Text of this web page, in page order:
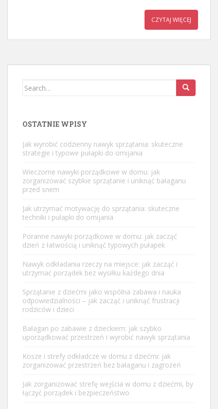
CZYTAJ WIĘCEJ
Search
OSTATNIE WPISY
Jak wyrobić codzienny nawyk sprzątania: skuteczne
strategie i typowe pułapki do omijania
Wieczorne nawyki porządkowe w domu: jak
zorganizować szybkie sprzątanie i uniknąć bałaganu
przed snem
Jak utrzymać motywację do sprzątania: skuteczne
techniki i pułapki do omijania
Poranne nawyki porządkowe w domu: jak zacząć
dzień z łatwością i uniknąć typowych pułapek
Nawyk odkładania rzeczy na miejsce: jak zacząć i
utrzymać porządek bez wysiłku każdego dnia
Sprzątanie z dziećmi jako wspólna zabawa i nauka
odpowiedzialności – jak zacząć i uniknąć frustracji
rodziców i dzieci
Bałagan po zabawie z dzieckiem: jak szybko
uporządkować przestrzeń i wyrobić nawyk sprzątania
Kosze i strefy odkładcze w domu z dziećmi: jak
zorganizować przestrzeń bez bałaganu i zagrożeń
Jak zorganizować strefę wejścia w domu z dziećmi, by
łączyć porządek i bezpieczeństwo